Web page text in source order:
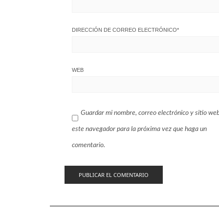
DIRECCIÓN DE CORREO ELECTRÓNICO*
WEB
Guardar mi nombre, correo electrónico y sitio
este navegador para la próxima vez que haga un
comentario.